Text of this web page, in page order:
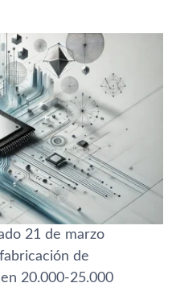
21 de marzo
de
20.000-25.000